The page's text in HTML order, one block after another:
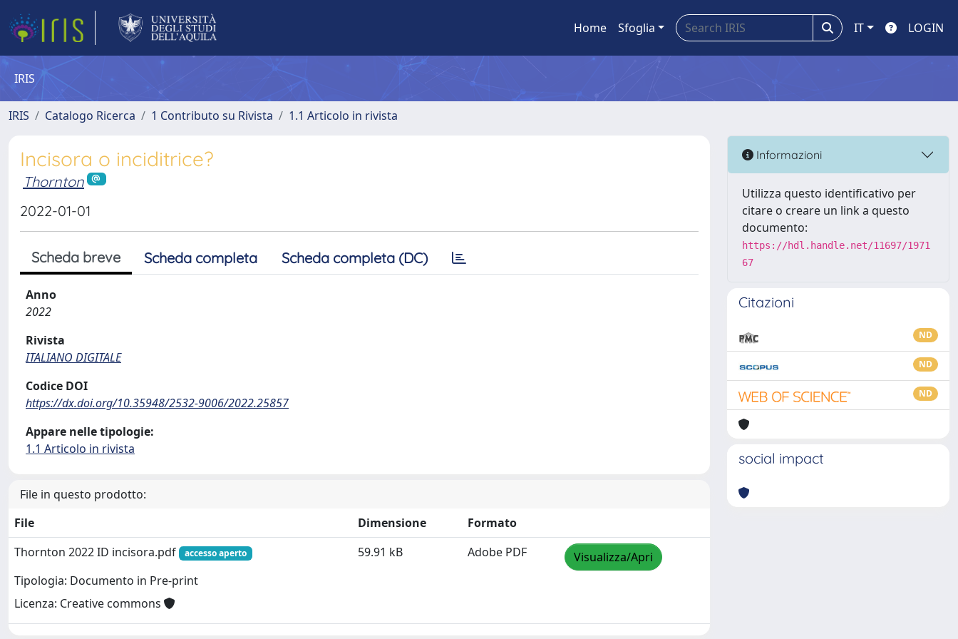
Home Sfoglia IT LOGIN
IRIS
IRIS Catalogo Ricerca 1 Contributo su Rivista 1.1 Articolo in rivista
Incisora o inciditrice?
Thornton
2022-01-01
Scheda breve Scheda completa Scheda completa (DC)
Anno
2022
Rivista
ITALIANO DIGITALE
Codice DOI
https://dx.doi.org/10.35948/2532-9006/2022.25857
Appare nelle tipologie:
1.1 Articolo in rivista
File in questo prodotto:
File
Dimensione
Formato
Thornton 2022 ID incisora.pdf
accesso aperto
Tipologia: Documento in Pre-print
Licenza: Creative commons
59.91 kB Adobe PDF Visualizza/Apri
Informazioni
Utilizza questo identificativo per
citare o creare un link a questo
documento:
https://hdl.handle.net/11697/1971
67
Citazioni
ND
ND
ND
social impact